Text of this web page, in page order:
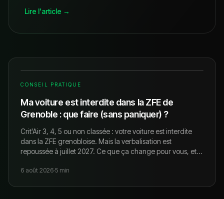
Lire l'article →
CONSEIL PRATIQUE
Ma voiture est interdite dans la ZFE de
Grenoble : que faire (sans paniquer) ?
Crit'Air 3, 4, 5 ou non classée : votre voiture est interdite
dans la ZFE grenobloise. Mais la verbalisation est
repoussée à juillet 2027. Ce que ça change pour vous, et
6 août 2026·5 min